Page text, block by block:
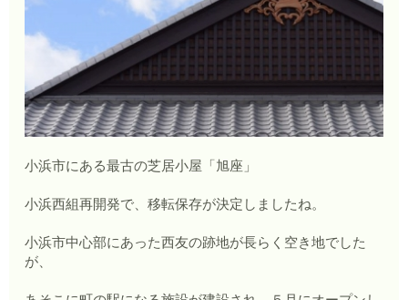
小浜市にある最古の芝居小屋「旭座」
小浜西組再開発で、移転保存が決定しましたね。
小浜市中心部にあった西友の跡地が長らく空き地でした
が、